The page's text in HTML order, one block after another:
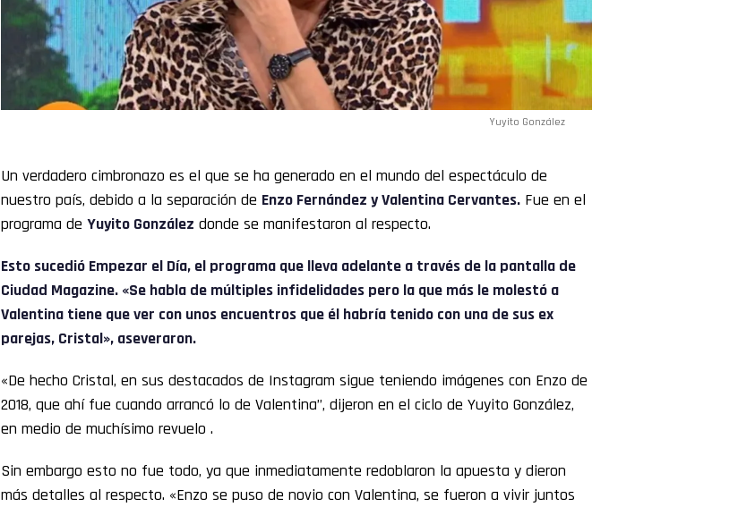
Yuyito González
Un verdadero cimbronazo es el que se ha generado en el mundo del espectáculo de
nuestro país, debido a la separación de Enzo Fernández y Valentina Cervantes. Fue en el
programa de Yuyito González donde se manifestaron al respecto.
Esto sucedió Empezar el Día, el programa que lleva adelante a través de la pantalla de
Ciudad Magazine. «Se habla de múltiples infidelidades pero la que más le molestó a
Valentina tiene que ver con unos encuentros que él habría tenido con una de sus ex
parejas, Cristal», aseveraron.
«De hecho Cristal, en sus destacados de Instagram sigue teniendo imágenes con Enzo de
2018, que ahí fue cuando arrancó lo de Valentina”, dijeron en el ciclo de Yuyito González,
en medio de muchísimo revuelo .
Sin embargo esto no fue todo, ya que inmediatamente redoblaron la apuesta y dieron
más detalles al respecto. «Enzo se puso de novio con Valentina, se fueron a vivir juntos